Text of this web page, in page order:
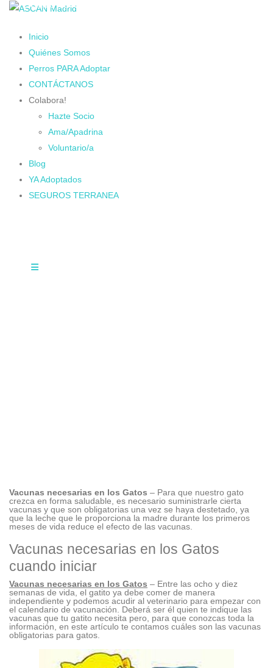
Inicio
Quiénes Somos
Perros PARA Adoptar
CONTÁCTANOS
Colabora!
Hazte Socio
Ama/Apadrina
Voluntario/a
Blog
YA Adoptados
SEGUROS TERRANEA
Vacunas necesarias en los Gatos – Para que nuestro gato
crezca en forma saludable, es necesario suministrarle cierta
vacunas y que son obligatorias una vez se haya destetado, ya
que la leche que le proporciona la madre durante los primeros
meses de vida reduce el efecto de las vacunas.
Vacunas necesarias en los Gatos
cuando iniciar
Vacunas necesarias en los Gatos – Entre las ocho y diez
semanas de vida, el gatito ya debe comer de manera
independiente y podemos acudir al veterinario para empezar con
el calendario de vacunación. Deberá ser él quien te indique las
vacunas que tu gatito necesita pero, para que conozcas toda la
información, en este artículo te contamos cuáles son las vacunas
obligatorias para gatos.
Cambiando Conciencias